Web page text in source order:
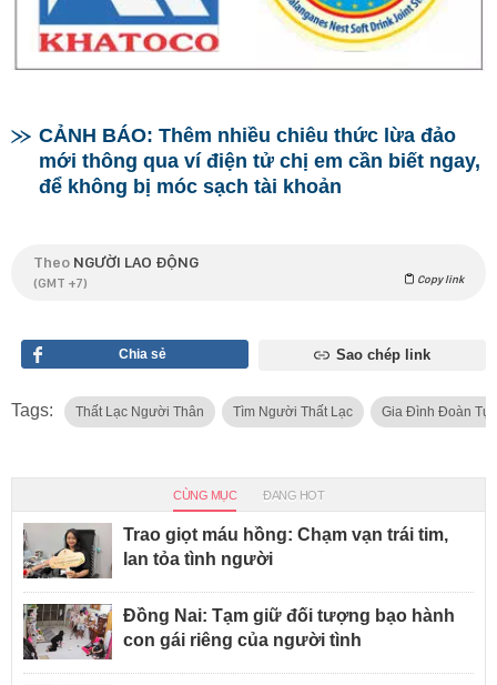
CẢNH BÁO: Thêm nhiều chiêu thức lừa đảo
mới thông qua ví điện tử chị em cần biết ngay,
để không bị móc sạch tài khoản
Theo NGƯỜI LAO ĐỘNG
(GMT +7) Copy link
Chia sẻ Sao chép link
Tags: Thất Lạc Người Thân Tìm Người Thất Lạc Gia Đình Đoàn Tụ
CÙNG MỤC ĐANG HOT
Trao giọt máu hồng: Chạm vạn trái tim,
lan tỏa tình người
Đồng Nai: Tạm giữ đối tượng bạo hành
con gái riêng của người tình